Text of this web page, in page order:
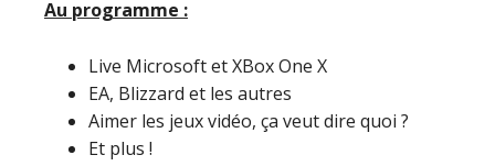
Au programme :
Live Microsoft et XBox One X
EA, Blizzard et les autres
Aimer les jeux vidéo, ça veut dire quoi ?
Et plus !